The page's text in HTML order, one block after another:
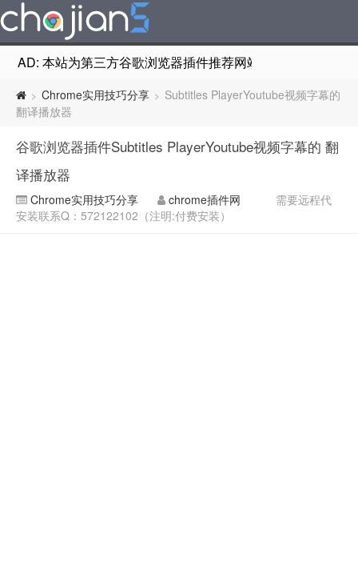
AD: 本站为第三方谷歌浏览器插件推荐网站，非Google
> Chrome实用技巧分享 > Subtitles PlayerYoutube视频字幕的
翻译播放器
谷歌浏览器插件Subtitles PlayerYoutube视频字幕的 翻
译播放器
Chrome实用技巧分享 chrome插件网
需要远程代
安装联系Q：572122102（注明:付费安装）